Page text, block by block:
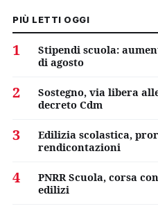
PIÙ LETTI OGGI
1
Stipendi scuola:
di agosto
2
Sostegno, via libera
decreto Cdm
3
Edilizia scolastica,
rendicontazioni
4
PNRR Scuola, corsa
edilizi